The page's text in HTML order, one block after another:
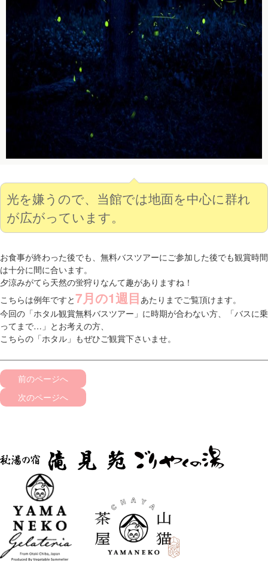
光を嫌うので、当館では地面を中心に群れ
が広がっています。
お食事が終わった後でも、無料バスツアーにご参加した後でも観賞時間
は十分に間に合います。
夕涼みがてら天然の蛍狩りなんて趣がありますね！
こちらは例年ですと7月の1週目あたりまでご覧頂けます。
今回の「ホタル観賞無料バスツアー」に時期が合わない方、「バスに乗
ってまで…」とお考えの方、
こちらの「ホタル」もぜひご観賞下さいませ。
前のページへ
次のページへ